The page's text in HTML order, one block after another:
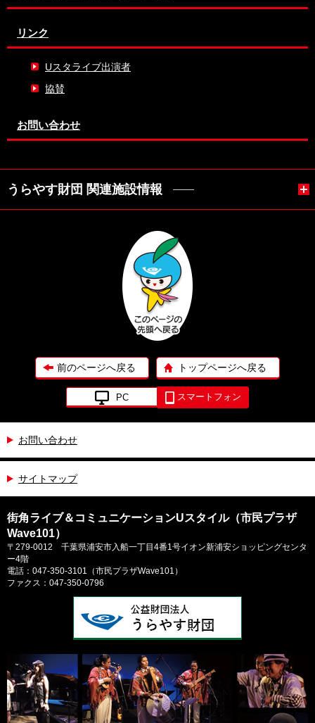
リンク
Uスタライブ出演者
協賛
お問い合わせ
うらやす財団 関連施設情報
前のページへ戻る トップページへ戻る
PC スマートフォン
お問い合わせ
サイトマップ
街角ライブ＆コミュニケーションUスタイル（市民プラザ
Wave101）
〒279-0012 千葉県浦安市入船一丁目4番1号イオン新浦安ショッピングセンタ
ー4階
電話：047-350-3101（市民プラザWave101）
ファクス：047-350-0796